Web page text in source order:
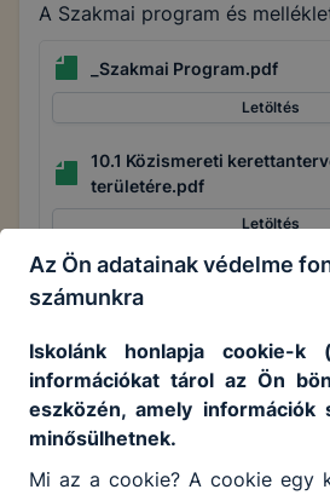
A Szakmai program és
_Szakmai Program.pdf
Letöltés
10.1 Közismereti
területére.pdf
Letöltés
10.2 Képzési és kimeneti
10.3 Programtantervek.pdf
Letöltés
10.4 A technikumi képzések
Az Ön adatainak védelme
számunkra
Iskolánk honlapja cookie-k
információkat tárol az Ön
eszközén, amely információk
minősülhetnek.
Mi az a cookie? A cookie egy